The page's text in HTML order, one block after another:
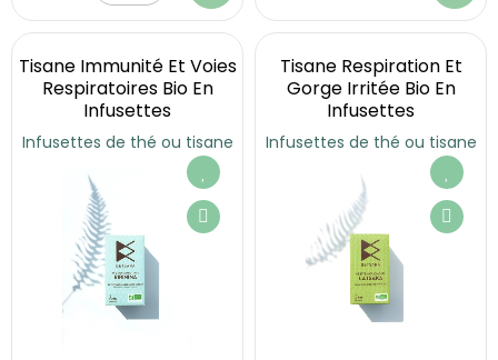
ml
Tisane Immunité Et Voies
Respiratoires Bio En
Infusettes
Infusettes de thé ou tisane
Tisane Respiration Et
Gorge Irritée Bio En
Infusettes
Infusettes de thé ou tisane